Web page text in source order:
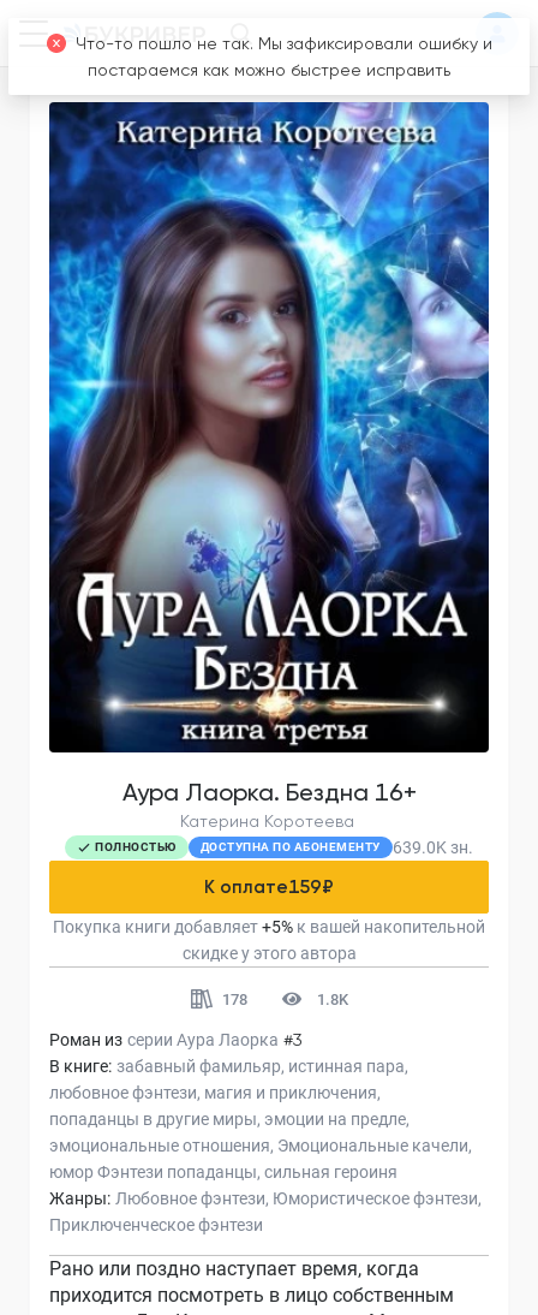
Аура Лаорка. Бездна 16+
Катерина Коротеева
ПОЛНОСТЬЮ ДОСТУПНА ПО АБОНЕМЕНТУ 639.0K зн.
К оплате159₽
Покупка книги добавляет+5% к вашей накопительной
скидке у этого автора
178 1.8K
Роман из серии Аура Лаорка #3
В книге: забавный фамильяр истинная пара
любовное фэнтези магия и приключения
попаданцы в другие миры эмоции на предле
эмоциональные отношения Эмоциональные качели
юмор Фэнтези попаданцы сильная героиня
Жанры: Любовное фэнтези Юмористическое фэнтези
Приключенческое фэнтези
Рано или поздно наступает время, когда
приходится посмотреть в лицо собственным